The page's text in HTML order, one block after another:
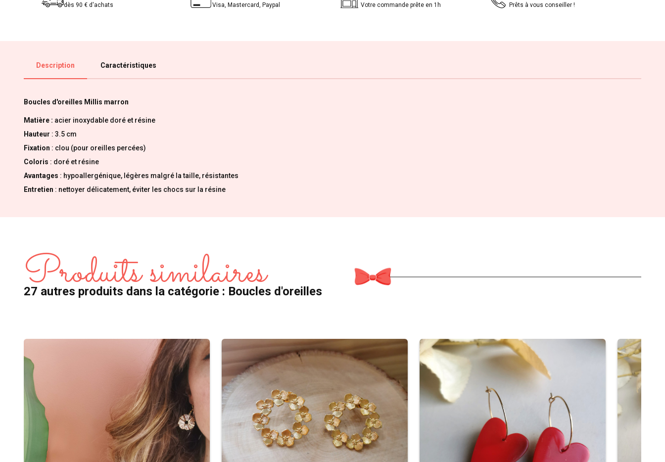
dès 90 € d'achats
Visa, Mastercard, Paypal
Votre commande prête en 1h
Prêts à vous conseiller !
Description Caractéristiques
Boucles d'oreilles Millis marron
Matière : acier inoxydable doré et résine
Hauteur : 3.5 cm
Fixation : clou (pour oreilles percées)
Coloris : doré et résine
Avantages : hypoallergénique, légères malgré la taille, résistantes
Entretien : nettoyer délicatement, éviter les chocs sur la résine
Produits similaires
27 autres produits dans la catégorie : Boucles d'oreilles